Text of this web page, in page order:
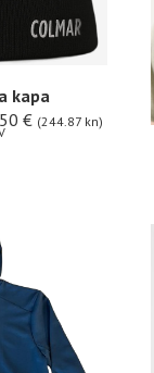
kapa
€ (244.87 kn)